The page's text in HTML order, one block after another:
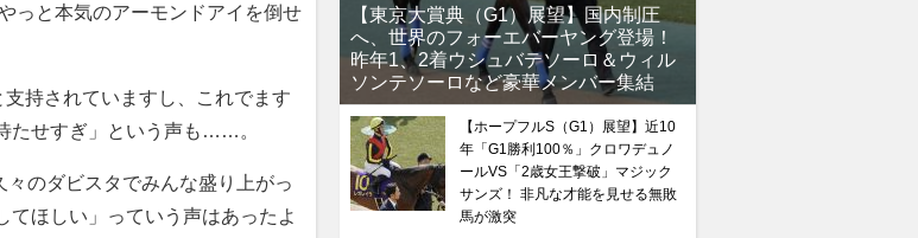
っと本気のアーモンドアイを倒せ
持されていますし、これでます
たせすぎ」という声も……。
のダビスタでみんな盛り上がっ
てほしい」っていう声はあったよ
【東京大賞典（G1）展望】国内制圧
へ、世界のフォーエバーヤング登場！
昨年1、2着ウシュバテソーロ＆ウィル
ソンテソーロなど豪華メンバー集結
【ホープフルS（G1）展望】近10
年「G1勝利100％」クロワデュノ
ールVS「2歳女王撃破」マジック
サンズ！ 非凡な才能を見せる無敗
馬が激突